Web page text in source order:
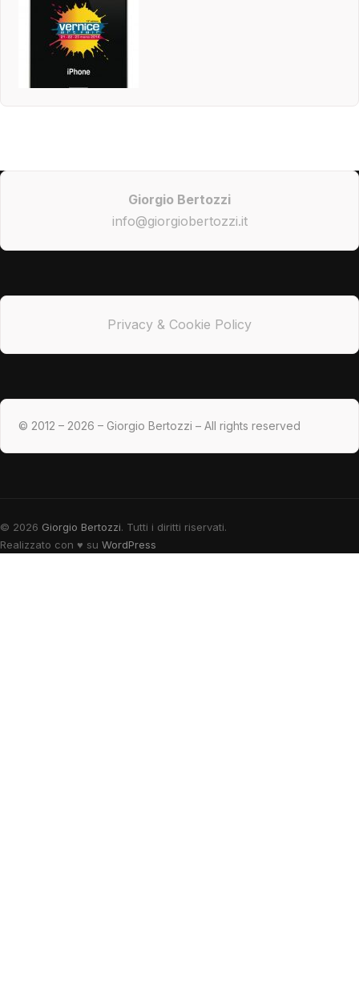
Giorgio Bertozzi
info@giorgiobertozzi.it
Privacy & Cookie Policy
© 2012 – 2026 – Giorgio Bertozzi – All rights reserved
© 2026 Giorgio Bertozzi. Tutti i diritti riservati.
Realizzato con ♥ su WordPress